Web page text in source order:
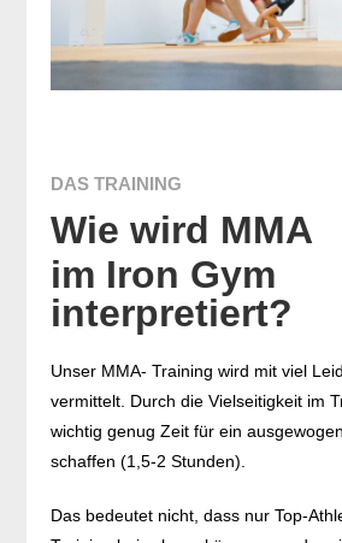
DAS TRAINING
Wie wird MMA
im Iron Gym
interpretiert?
Unser MMA- Training wird mit viel
vermittelt. Durch die Vielseitigkeit im
wichtig genug Zeit für ein
schaffen (1,5-2 Stunden).
Das bedeutet nicht, dass nur Top-